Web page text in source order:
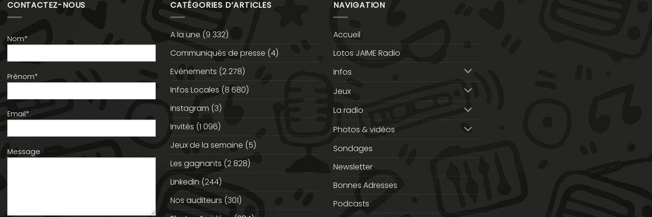
CONTACTEZ-NOUS
Nom*
Prénom*
Email*
Message
CATÉGORIES D’ARTICLES
A la une (9 332)
Communiqués de presse (4)
Evénements (2 278)
Infos Locales (8 680)
instagram (3)
Invités (1 096)
Jeux de la semaine (5)
Les gagnants (2 828)
Linkedin (244)
Nos auditeurs (301)
NAVIGATION
Accueil
Lotos JAIME Radio
Infos
Jeux
La radio
Photos & vidéos
Sondages
Newsletter
Bonnes Adresses
Podcasts